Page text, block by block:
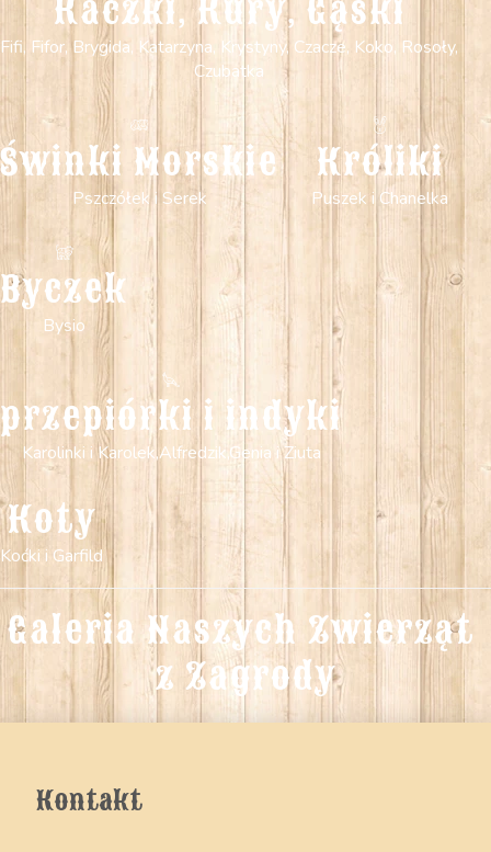
Kaczki, Kury, Gąski
Fifi, Fifor, Brygida, Katarzyna, Krystyny, Czacze, Koko, Rosoły,
Czubatka
Świnki Morskie
Pszczółek i Serek
Króliki
Puszek i Chanelka
Byczek
Bysio
przepiórki i indyki
Karolinki i Karolek,Alfredzik,Genia i Ziuta
Koty
Koćki i Garfild
Galeria Naszych Zwierząt
z Zagrody
Kontakt